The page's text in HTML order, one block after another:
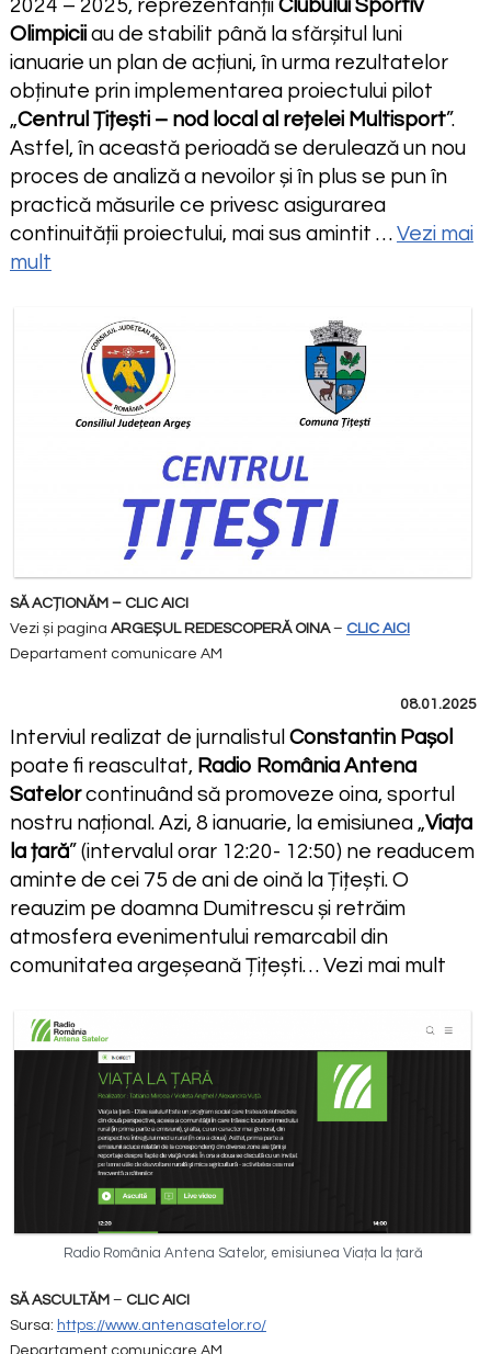
2024 – 2025, reprezentanții Clubului Sportiv
Olimpiciiau de stabilit până la sfărșitul luni
ianuarie un plan de acțiuni, în urma rezultatelor
obținute prin implementarea proiectului pilot
„Centrul Țițești – nod local al rețelei Multisport”.
Astfel, în această perioadă se derulează un nou
proces de analiză a nevoilor și în plus se pun în
practică măsurile ce privesc asigurarea
continuității proiectului, mai sus amintit … Vezi mai
mult
SĂ ACȚIONĂM – CLIC AICI
Vezi și pagina ARGEȘUL REDESCOPERĂ OINA– CLIC AICI
Departament comunicare AM
08.01.2025
Interviul realizat de jurnalistul Constantin Pașol
poate fi reascultat, Radio România Antena
Satelorcontinuând să promoveze oina, sportul
nostru național. Azi, 8 ianuarie, la emisiunea „Viața
la țară” (intervalul orar 12:20- 12:50) ne readucem
aminte de cei 75 de ani de oină la Țițești. O
reauzim pe doamna Dumitrescu și retrăim
atmosfera evenimentului remarcabil din
comunitatea argeșeană Țițești… Vezi mai mult
Radio România Antena Satelor, emisiunea Viața la țară
SĂ ASCULTĂM– CLIC AICI
Sursa: https://www.antenasatelor.ro/
Departament comunicare AM